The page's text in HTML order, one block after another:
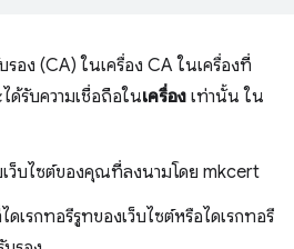
รอง (CA) ในเครื่อง CA ในเครื่องที่
ด้รับความเชื่อถือในเครื่อง เท่านั้น ใน
เว็บไซต์ของคุณที่ลงนามโดย mkcert
เรกทอรีรูทของเว็บไซต์หรือไดเรกทอรี